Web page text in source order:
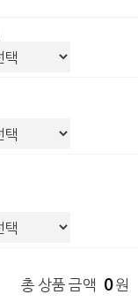
총 상품 금액 0원